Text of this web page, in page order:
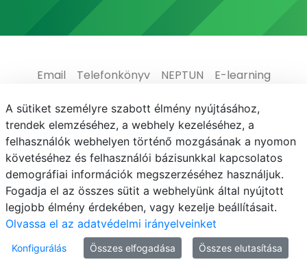
Email Telefonkönyv NEPTUN
E-learning
Médiaközpont
Informatikai Igazgatóság
Adatvédelem
© MATE 2021
A sütiket személyre szabott élmény nyújtásához,
trendek elemzéséhez, a webhely kezeléséhez, a
felhasználók webhelyen történő mozgásának a nyomon
követéséhez és felhasználói bázisunkkal kapcsolatos
demográfiai információk megszerzéséhez használjuk.
Fogadja el az összes sütit a webhelyünk által nyújtott
legjobb élmény érdekében, vagy kezelje beállításait.
Olvassa el az adatvédelmi irányelveinket
Konfigurálás Összes elfogadása Összes elutasítása